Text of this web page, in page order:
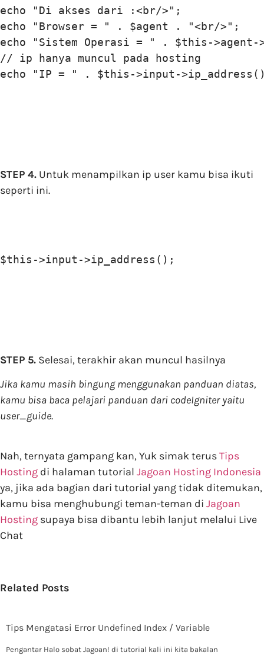
echo "Di akses dari :<br/>";
echo "Browser = " . $agent . "<br/>";
echo "Sistem Operasi = " . $this-
// ip hanya muncul pada hosting
echo "IP = " . $this->input-
STEP 4. Untuk menampilkan ip user kamu bisa ikuti
seperti ini.
$this->input->ip_address();
STEP 5. Selesai, terakhir akan muncul hasilnya
Jika kamu masih bingung menggunakan panduan diatas,
kamu bisa baca pelajari panduan dari codeIgniter yaitu
user_guide.
Nah, ternyata gampang kan, Yuk simak terusTips
Hosting di halaman tutorial Jagoan Hosting Indonesia
ya, jika ada bagian dari tutorial yang tidak ditemukan,
kamu bisa menghubungi teman-teman di Jagoan
Hosting supaya bisa dibantu lebih lanjut melalui Live
Chat
Related Posts
Tips Mengatasi Error Undefined Index / Variable
Pengantar Halo sobat Jagoan! di tutorial kali ini kita bakalan